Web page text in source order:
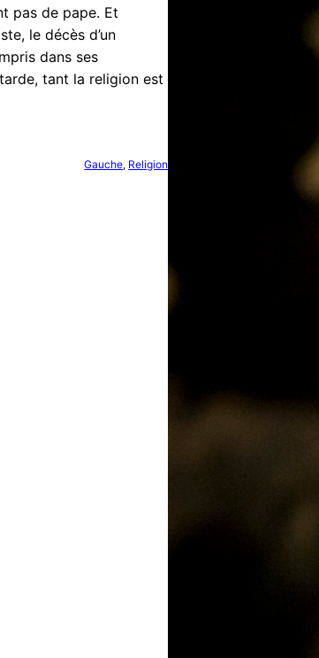
pas de pape. Et
le décès d’un
dans ses
tant la religion est
Gauche, Religion